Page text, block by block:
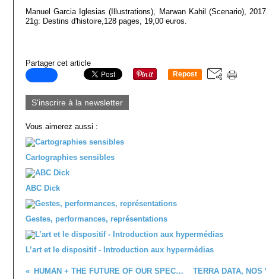
Manuel Garcia Iglesias(Illustrations), Marwan Kahil (Scenario),
21g: Destins d'histoire,128 pages, 19,00 euros.
Partager cet article
Repost
S'inscrire à la newsletter
Vous aimerez aussi :
Cartographies sensibles
ABC Dick
Gestes, performances, représentations
L’art et le dispositif - Introduction aux hypermédias
HUMAN + THE FUTURE OF OUR SPECIES